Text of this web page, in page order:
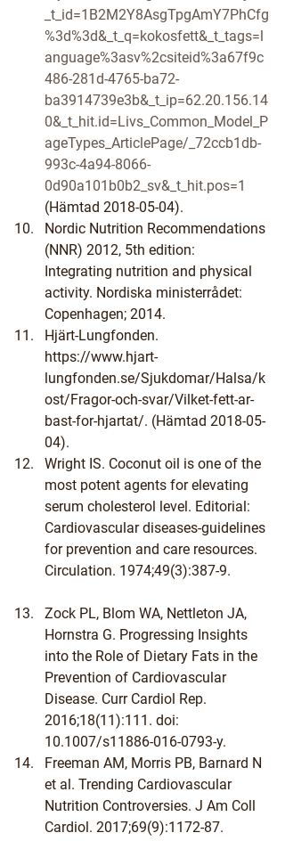
_t_id=1B2M2Y8AsgTpgAmY7PhCfg
%3d%3d&_t_q=kokosfett&_t_tags=l
anguage%3asv%2csiteid%3a67f9c
486-281d-4765-ba72-
ba3914739e3b&_t_ip=62.20.156.14
0&_t_hit.id=Livs_Common_Model_P
ageTypes_ArticlePage/_72ccb1db-
993c-4a94-8066-
0d90a101b0b2_sv&_t_hit.pos=1
(Hämtad 2018-05-04).
Nordic Nutrition Recommendations
(NNR) 2012, 5th edition:
Integrating nutrition and physical
activity. Nordiska ministerrådet:
Copenhagen; 2014.
Hjärt-Lungfonden.
https://www.hjart-
lungfonden.se/Sjukdomar/Halsa/k
ost/Fragor-och-svar/Vilket-fett-ar-
bast-for-hjartat/. (Hämtad 2018-05-
04).
Wright IS. Coconut oil is one of the
most potent agents for elevating
serum cholesterol level. Editorial:
Cardiovascular diseases-guidelines
for prevention and care resources.
Circulation. 1974;49(3):387-9.
Zock PL, Blom WA, Nettleton JA,
Hornstra G. Progressing Insights
into the Role of Dietary Fats in the
Prevention of Cardiovascular
Disease. Curr Cardiol Rep.
2016;18(11):111. doi:
10.1007/s11886-016-0793-y.
Freeman AM, Morris PB, Barnard N
et al. Trending Cardiovascular
Nutrition Controversies. J Am Coll
Cardiol. 2017;69(9):1172-87.